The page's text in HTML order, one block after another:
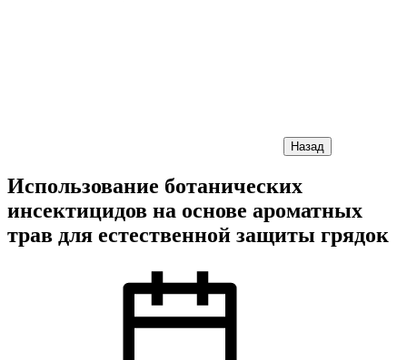
Назад
Использование ботанических
инсектицидов на основе ароматных
трав для естественной защиты грядок